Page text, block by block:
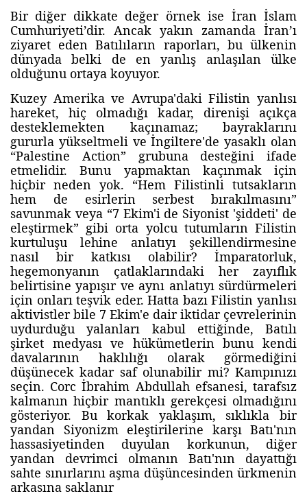
Bir diğer dikkate değer örnek ise İran İslam
Cumhuriyeti’dir. Ancak yakın zamanda İran’ı
ziyaret eden Batılıların raporları, bu ülkenin
dünyada belki de en yanlış anlaşılan ülke
olduğunu ortaya koyuyor.
Kuzey Amerika ve Avrupa'daki Filistin yanlısı
hareket, hiç olmadığı kadar, direnişi açıkça
desteklemekten kaçınamaz; bayraklarını
gururla yükseltmeli ve İngiltere'de yasaklı olan
“Palestine Action” grubuna desteğini ifade
etmelidir. Bunu yapmaktan kaçınmak için
hiçbir neden yok. “Hem Filistinli tutsakların
hem de esirlerin serbest bırakılmasını”
savunmak veya “7 Ekim'i de Siyonist 'şiddeti' de
eleştirmek” gibi orta yolcu tutumların Filistin
kurtuluşu lehine anlatıyı şekillendirmesine
nasıl bir katkısı olabilir? İmparatorluk,
hegemonyanın çatlaklarındaki her zayıflık
belirtisine yapışır ve aynı anlatıyı sürdürmeleri
için onları teşvik eder. Hatta bazı Filistin yanlısı
aktivistler bile 7 Ekim'e dair iktidar çevrelerinin
uydurduğu yalanları kabul ettiğinde, Batılı
şirket medyası ve hükümetlerin bunu kendi
davalarının haklılığı olarak görmediğini
düşünecek kadar saf olunabilir mi? Kampınızı
seçin. Corc İbrahim Abdullah efsanesi, tarafsız
kalmanın hiçbir mantıklı gerekçesi olmadığını
gösteriyor. Bu korkak yaklaşım, sıklıkla bir
yandan Siyonizm eleştirilerine karşı Batı'nın
hassasiyetinden duyulan korkunun, diğer
yandan devrimci olmanın Batı'nın dayattığı
sahte sınırlarını aşma düşüncesinden ürkmenin
arkasına saklanır